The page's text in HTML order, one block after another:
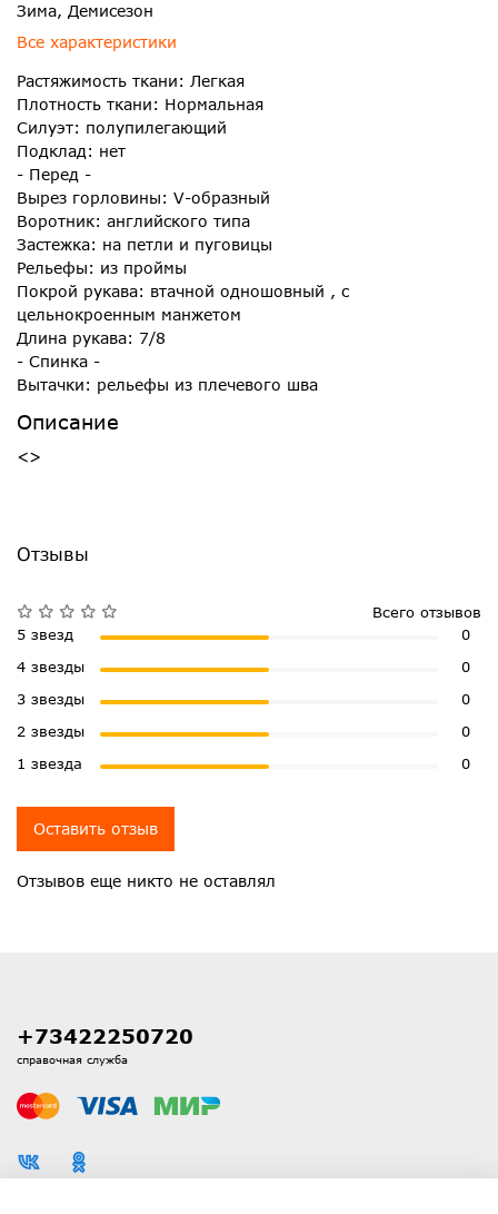
Зима, Демисезон
Все характеристики
Растяжимость ткани: Легкая
Плотность ткани: Нормальная
Силуэт: полупилегающий
Подклад: нет
- Перед -
Вырез горловины: V-образный
Воротник: английского типа
Застежка: на петли и пуговицы
Рельефы: из проймы
Покрой рукава: втачной одношовный , с
цельнокроенным манжетом
Длина рукава: 7/8
- Спинка -
Вытачки: рельефы из плечевого шва
Описание
<>
Отзывы
Отзывов еще никто не оставлял
Всего отзывов
5 звезд
0
4 звезды
0
3 звезды
0
2 звезды
0
1 звезда
0
Оставить отзыв
+73422250720
справочная служба